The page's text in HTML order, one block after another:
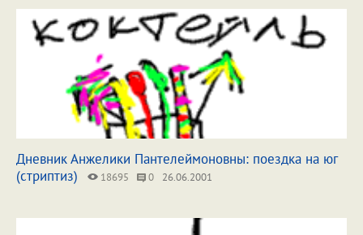
Дневник Анжелики Пантелеймоновны: поездка на юг
(стриптиз)
18695 0 26.06.2001